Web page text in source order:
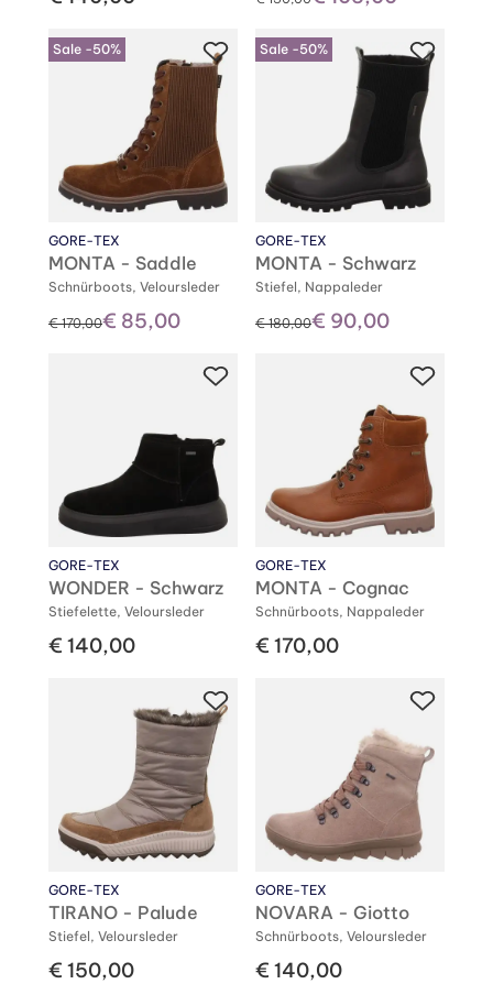
Sale -50%
GORE-TEX
MONTA - Saddle
Schnürboots, Veloursleder
statt
€ 170,00€ 85,00
Sale -50%
GORE-TEX
MONTA - Schwarz
Stiefel, Nappaleder
statt
€ 180,00€ 90,00
GORE-TEX
WONDER - Schwarz
Stiefelette, Veloursleder
€ 140,00
GORE-TEX
MONTA - Cognac
Schnürboots, Nappaleder
€ 170,00
GORE-TEX
TIRANO - Palude
Stiefel, Veloursleder
€ 150,00
GORE-TEX
NOVARA - Giotto
Schnürboots, Veloursleder
€ 140,00